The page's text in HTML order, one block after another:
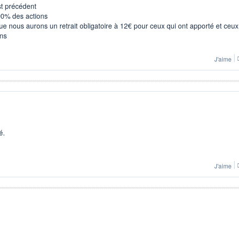
précédent
des actions
nous aurons un retrait obligatoire à 12€ pour ceux qui ont apporté et ceux
J'aime
J'aime